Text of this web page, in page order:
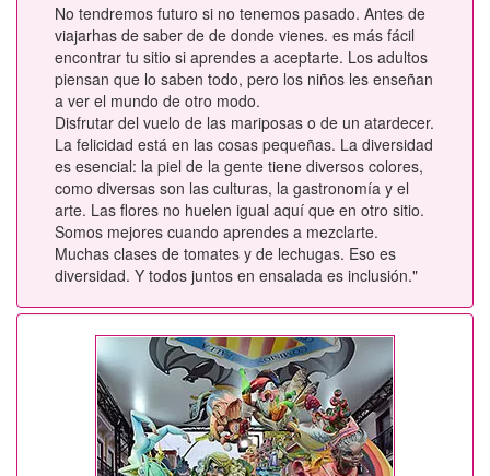
No tendremos futuro si no tenemos pasado. Antes de
viajarhas de saber de de donde vienes. es más fácil
encontrar tu sitio si aprendes a aceptarte. Los adultos
piensan que lo saben todo, pero los niños les enseñan
a ver el mundo de otro modo.
Disfrutar del vuelo de las mariposas o de un atardecer.
La felicidad está en las cosas pequeñas. La diversidad
es esencial: la piel de la gente tiene diversos colores,
como diversas son las culturas, la gastronomía y el
arte. Las flores no huelen igual aquí que en otro sitio.
Somos mejores cuando aprendes a mezclarte.
Muchas clases de tomates y de lechugas. Eso es
diversidad. Y todos juntos en ensalada es inclusión."